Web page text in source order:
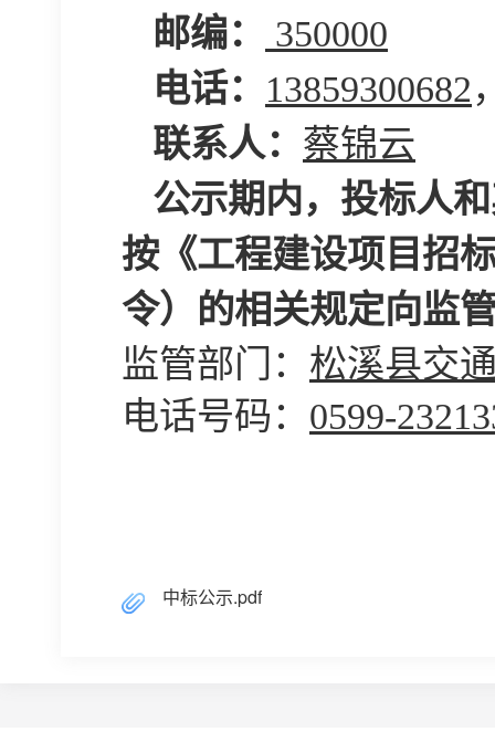
邮编：
350000
电话： 13859300682
联系人： 蔡锦云
公示期内，投标人
按《工程建设项目招
令）的相关规定向监
监管部门： 松溪县交
电话号码： 0599-
中标公示.pdf